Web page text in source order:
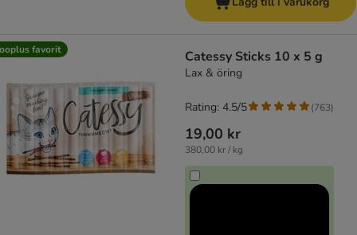
favorit Catessy Sticks 10 x 5 g
Lax & öring
19,00 kr
380,00 kr / kg
Rating: 4.5/5 (763)